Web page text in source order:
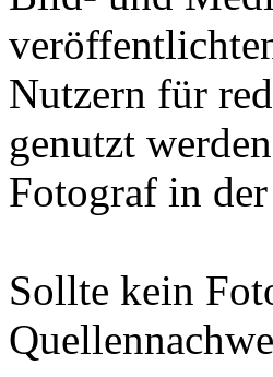
Nutzern für
genutzt
Fotograf in
Sollte kein